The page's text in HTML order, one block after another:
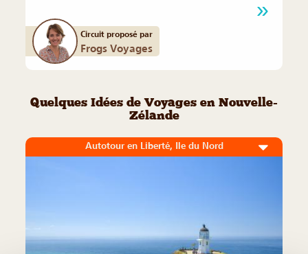
Circuit proposé par
Frogs Voyages
Quelques Idées de Voyages en Nouvelle-
Zélande
Autotour en Liberté, Ile du Nord